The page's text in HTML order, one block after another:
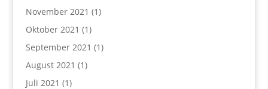
November 2021 (1)
Oktober 2021 (1)
September 2021 (1)
August 2021 (1)
Juli 2021 (1)